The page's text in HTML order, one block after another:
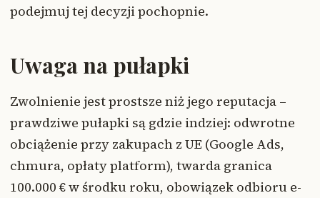
podejmuj tej decyzji pochopnie.
Uwaga na pułapki
Zwolnienie jest prostsze niż jego reputacja –
prawdziwe pułapki są gdzie indziej: odwrotne
obciążenie przy zakupach z UE (Google Ads,
chmura, opłaty platform), twarda granica
100.000 € w środku roku, obowiązek odbioru e-